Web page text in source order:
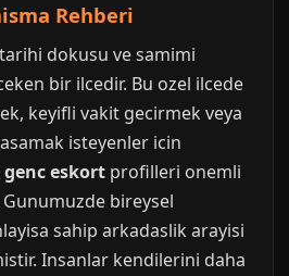
Rehberi
dokusu ve samimi
bir ilcedir. Bu ozel ilcede
keyifli vakit gecirmek veya
isteyenler icin
eskort profilleri onemli
bireysel
sahip arkadaslik arayisi
Insanlar kendilerini daha